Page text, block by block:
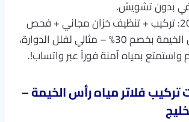
بدون تشويش.
عرض خاص 2026: تركيب + تنظيف خزان مجاني + فحص
جودة مياه رأس الخيمة بخصم 30% – مثالي لفلل الدوارة،
بمياه آمنة فوراً عبر واتساب!.
فلاتر مياه رأس الخيمة –